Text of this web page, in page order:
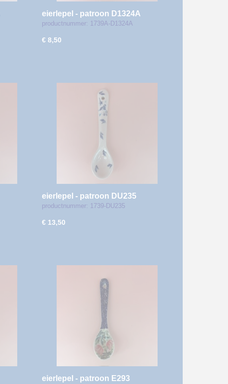
eierlepel - patroon D1324A
productnummer: 1739A-D1324A
€ 8,50
eierlepel - patroon DU235
productnummer: 1739-DU235
€ 13,50
eierlepel - patroon E293